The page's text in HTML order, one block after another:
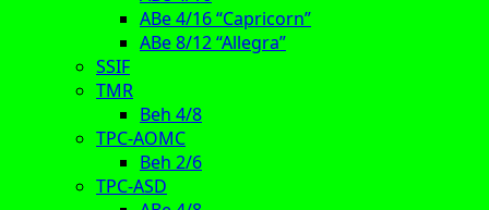
ABe 4/16 “Capricorn”
ABe 8/12 “Allegra”
SSIF
TMR
Beh 4/8
TPC-AOMC
Beh 2/6
TPC-ASD